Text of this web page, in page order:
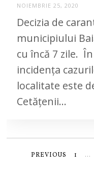
NOIEMBRIE 25, 2020
Decizia de
municipiului
cu încă 7 zile.
incidența
localitate este
Cetăţenii…
PREVIOUS 1 …